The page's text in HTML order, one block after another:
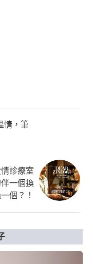
情，筆
診療室
一個換
個？！